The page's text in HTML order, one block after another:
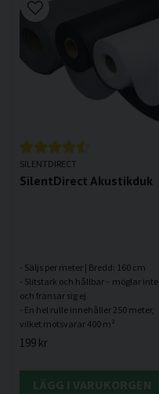
SILENTDIRECT
SilentDirect Akustikduk
- Säljs per meter | Bredd: 160 cm
- Slitstark och hållbar – möglar inte
och fransar sig ej
- En hel rulle innehåller 250 meter,
199 kr
LÄGG I VARUKORGEN